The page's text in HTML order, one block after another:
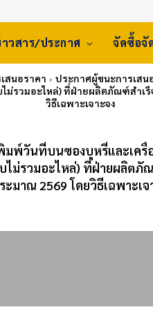
วสาร/ประกาศ จัดซื้อจั
สนอราคา
ประกาศผู้ชนะการเส
ม่รวมอะไหล่) ที่ฝ่ายผลิตภัณฑ์สำ
วิธีเฉพาะเจาะจง
พิมพ์วันที่บนซองบุหรี่และเค
ม่รวมอะไหล่) ที่ฝ่ายผลิตภั
มาณ 2569 โดยวิธีเฉพาะเจ